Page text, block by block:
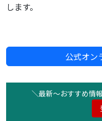
します。
公式オン
＼最新〜おすすめ情